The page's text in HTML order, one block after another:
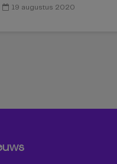
19 augustus 2020